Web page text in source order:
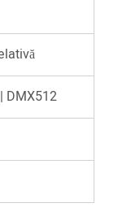
DMX512